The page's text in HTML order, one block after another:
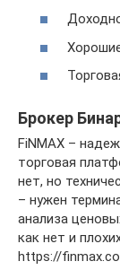
Брокер
FiNMAX –
торговая
нет, но
– нужен
анализа
как нет и
https://